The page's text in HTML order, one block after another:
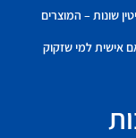
שונות – המוצרים
אישית למי שזקוק